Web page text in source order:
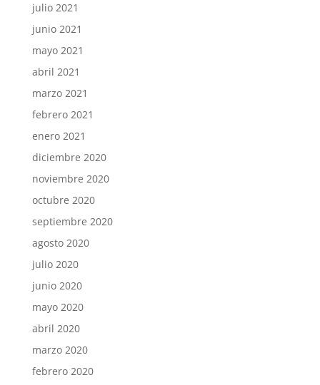
julio 2021
junio 2021
mayo 2021
abril 2021
marzo 2021
febrero 2021
enero 2021
diciembre 2020
noviembre 2020
octubre 2020
septiembre 2020
agosto 2020
julio 2020
junio 2020
mayo 2020
abril 2020
marzo 2020
febrero 2020